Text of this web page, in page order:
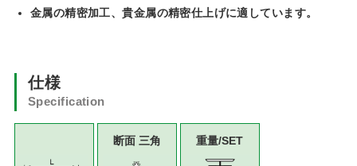
金属の精密加工、貴金属の精密仕上げに適しています。
仕様
Specification
断面 三角 重量/SET